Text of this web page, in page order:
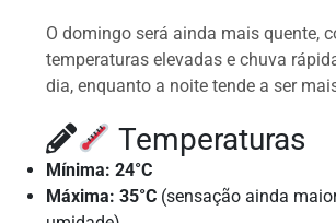
O domingo será ainda mais quente,
temperaturas elevadas e chuva
dia, enquanto a noite tende a ser
Temperaturas
Mínima: 24°C
Máxima: 35°C (sensação ainda